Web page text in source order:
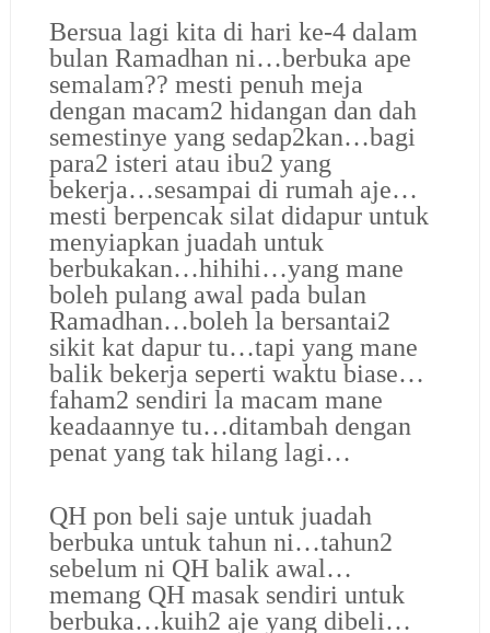
Bersua lagi kita di hari ke-4 dalam
bulan Ramadhan ni…berbuka ape
semalam?? mesti penuh meja
dengan macam2 hidangan dan dah
semestinye yang sedap2kan…bagi
para2 isteri atau ibu2 yang
bekerja…sesampai di rumah aje…
mesti berpencak silat didapur untuk
menyiapkan juadah untuk
berbukakan…hihihi…yang mane
boleh pulang awal pada bulan
Ramadhan…boleh la bersantai2
sikit kat dapur tu…tapi yang mane
balik bekerja seperti waktu biase…
faham2 sendiri la macam mane
keadaannye tu…ditambah dengan
penat yang tak hilang lagi…
QH pon beli saje untuk juadah
berbuka untuk tahun ni…tahun2
sebelum ni QH balik awal…
memang QH masak sendiri untuk
berbuka…kuih2 aje yang dibeli…